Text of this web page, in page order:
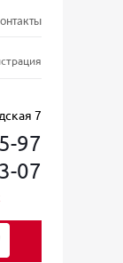
7
97
07
0